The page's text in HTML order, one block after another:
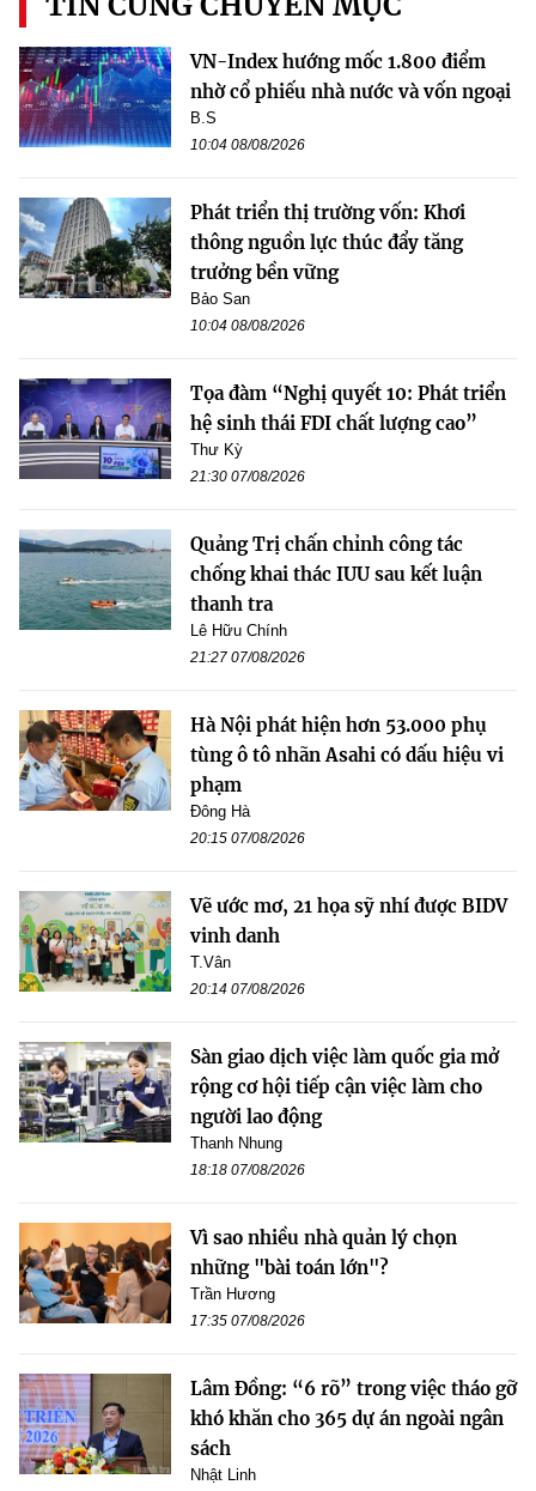
VN-Index hướng mốc 1.800 điểm
nhờ cổ phiếu nhà nước và vốn ngoại
B.S
10:04 08/08/2026
Phát triển thị trường vốn: Khơi
thông nguồn lực thúc đẩy tăng
trưởng bền vững
Bảo San
10:04 08/08/2026
Tọa đàm “Nghị quyết 10: Phát triển
hệ sinh thái FDI chất lượng cao”
Thư Kỳ
21:30 07/08/2026
Quảng Trị chấn chỉnh công tác
chống khai thác IUU sau kết luận
thanh tra
Lê Hữu Chính
21:27 07/08/2026
Hà Nội phát hiện hơn 53.000 phụ
tùng ô tô nhãn Asahi có dấu hiệu vi
phạm
Đông Hà
20:15 07/08/2026
Vẽ ước mơ, 21 họa sỹ nhí được BIDV
vinh danh
T.Vân
20:14 07/08/2026
Sàn giao dịch việc làm quốc gia mở
rộng cơ hội tiếp cận việc làm cho
người lao động
Thanh Nhung
18:18 07/08/2026
Vì sao nhiều nhà quản lý chọn
những "bài toán lớn"?
Trần Hương
17:35 07/08/2026
Lâm Đồng: “6 rõ” trong việc tháo gỡ
khó khăn cho 365 dự án ngoài ngân
sách
Nhật Linh